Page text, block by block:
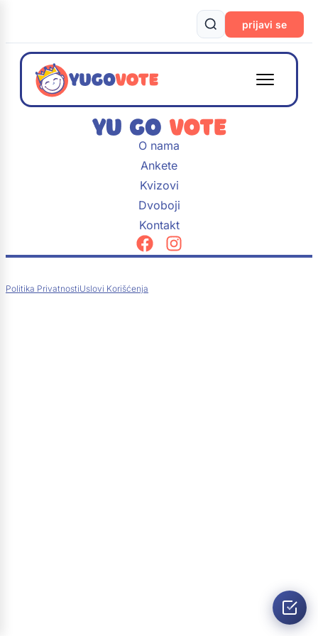
prijavi se
O nama
Ankete
Kvizovi
Dvoboji
Kontakt
Politika PrivatnostiUslovi Korišćenja